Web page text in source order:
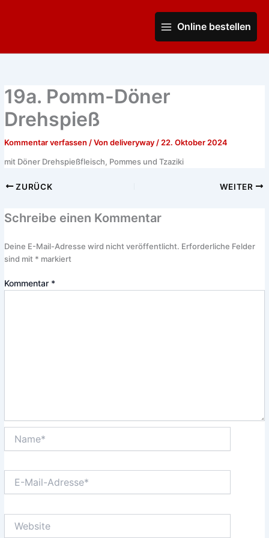
Main
MenuOnline bestellen
19a. Pomm-Döner
Drehspieß
Kommentar verfassen / Vondeliveryway / 22. Oktober 2024
mit Döner Drehspießfleisch, Pommes und Tzaziki
ZURÜCK WEITER
Schreibe einen Kommentar
Deine E-Mail-Adresse wird nicht veröffentlicht. Erforderliche Felder
sind mit * markiert
Kommentar *
Mail-